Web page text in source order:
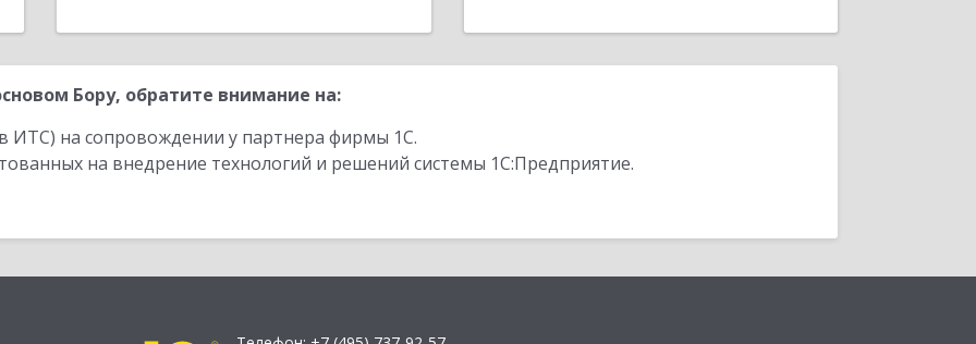
Бору, обратите внимание на:
ИТС) на сопровождении у партнера фирмы 1С.
на внедрение технологий и решений системы 1С:Предприятие.